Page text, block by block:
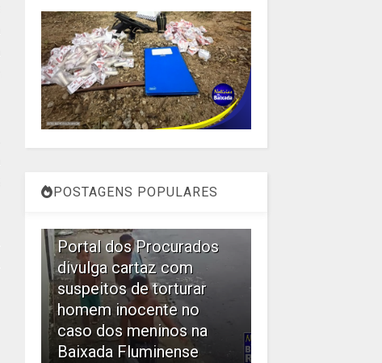
POSTAGENS POPULARES
Portal dos Procurados
divulga cartaz com
suspeitos de torturar
homem inocente no
caso dos meninos na
Baixada Fluminense